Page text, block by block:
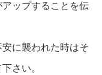
ップすることを伝
に襲われた時はそ
さい。